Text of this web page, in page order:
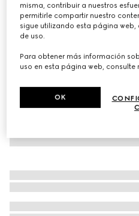
misma, contribuir a nuestros
permitirle compartir nuestro
sigue utilizando esta página
de uso.
Para obtener más información
uso en esta página web, consulte
OK